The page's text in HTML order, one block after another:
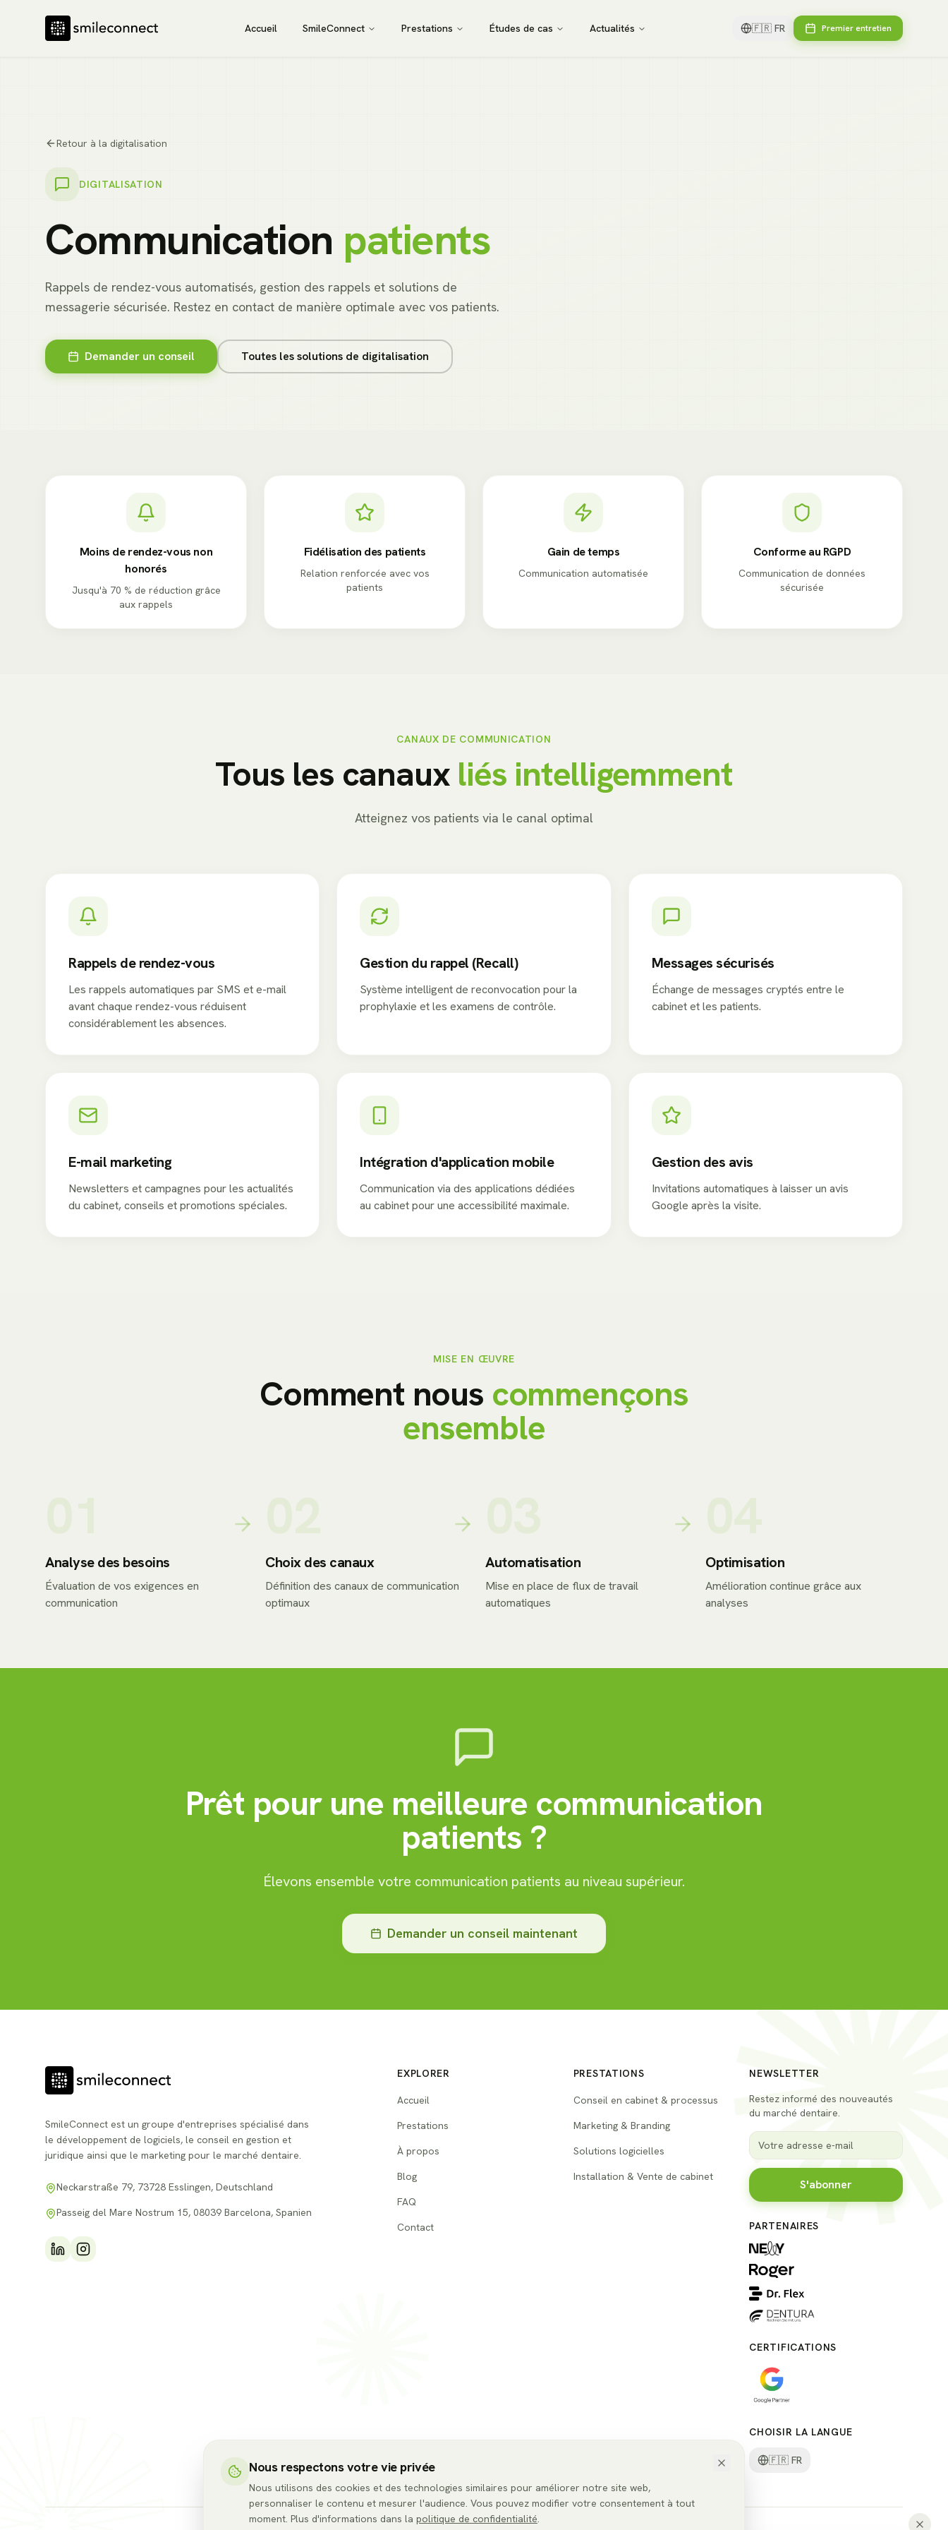
Accueil SmileConnect Prestations Études de cas Actualités 🇫🇷 FR Premier entretien
Retour à la digitalisation
DIGITALISATION
Communication patients
Rappels de rendez-vous automatisés, gestion des rappels et solutions de
messagerie sécurisée. Restez en contact de manière optimale avec vos patients.
Demander un conseil Toutes les solutions de digitalisation
Moins de rendez-vous non
honorés
Jusqu'à 70 % de réduction grâce
aux rappels
Fidélisation des patients
Relation renforcée avec vos
patients
Gain de temps
Communication automatisée
Conforme au RGPD
Communication de données
sécurisée
CANAUX DE COMMUNICATION
Tous les canaux liés intelligemment
Atteignez vos patients via le canal optimal
Rappels de rendez-vous
Les rappels automatiques par SMS et e-mail
avant chaque rendez-vous réduisent
considérablement les absences.
Gestion du rappel (Recall)
Système intelligent de reconvocation pour la
prophylaxie et les examens de contrôle.
Messages sécurisés
Échange de messages cryptés entre le
cabinet et les patients.
E-mail marketing
Newsletters et campagnes pour les actualités
du cabinet, conseils et promotions spéciales.
Intégration d'application mobile
Communication via des applications dédiées
au cabinet pour une accessibilité maximale.
Gestion des avis
Invitations automatiques à laisser un avis
Google après la visite.
MISE EN ŒUVRE
Comment nous commençons
ensemble
Analyse des besoins
Évaluation de vos exigences en
communication
Choix des canaux
Définition des canaux de communication
optimaux
Automatisation
Mise en place de flux de travail
automatiques
Optimisation
Amélioration continue grâce aux
analyses
Prêt pour une meilleure communication
patients ?
Élevons ensemble votre communication patients au niveau supérieur.
Demander un conseil maintenant
SmileConnect est un groupe d'entreprises spécialisé dans
le développement de logiciels, le conseil en gestion et
juridique ainsi que le marketing pour le marché dentaire.
Neckarstraße 79, 73728 Esslingen, Deutschland
Passeig del Mare Nostrum 15, 08039 Barcelona, Spanien
EXPLORER
Accueil
Prestations
À propos
Blog
FAQ
Contact
PRESTATIONS
Conseil en cabinet & processus
Marketing & Branding
Solutions logicielles
Installation & Vente de cabinet
NEWSLETTER
Restez informé des nouveautés
du marché dentaire.
S'abonner
PARTENAIRES
CERTIFICATIONS
CHOISIR LA LANGUE
🇫🇷 FR
Nous respectons votre vie privée
Nous utilisons des cookies et des technologies similaires pour améliorer notre site web,
personnaliser le contenu et mesurer l'audience. Vous pouvez modifier votre consentement à tout
moment. Plus d'informations dans la politique de confidentialité.